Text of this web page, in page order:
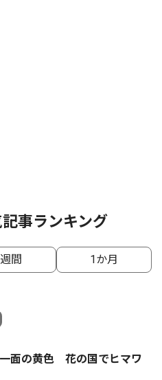
事ランキング
間 1か月
面の黄色 花の国でヒマワ